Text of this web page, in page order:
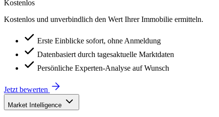
Kostenlos
Kostenlos und unverbindlich den Wert Ihrer Immobilie ermitteln.
Erste Einblicke sofort, ohne Anmeldung
Datenbasiert durch tagesaktuelle Marktdaten
Persönliche Experten-Analyse auf Wunsch
Jetzt bewerten
Market Intelligence